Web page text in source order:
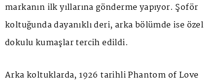
markanın ilk yıllarına gönderme yapıyor. Şoför
koltuğunda dayanıklı deri, arka bölümde ise özel
dokulu kumaşlar tercih edildi.
Arka koltuklarda, 1926 tarihliPhantom of Love